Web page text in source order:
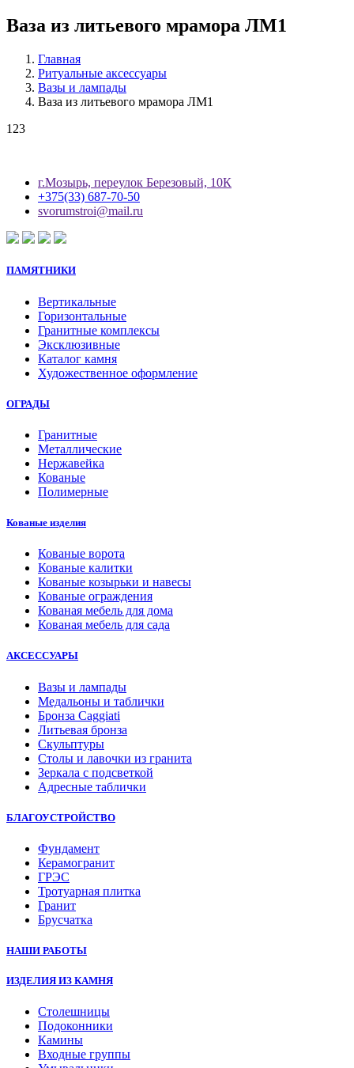
Ваза из литьевого мрамора ЛМ1
Главная
Ритуальные аксессуары
Вазы и лампады
Ваза из литьевого мрамора ЛМ1
123
г.Мозырь, переулок Березовый, 10К
+375(33) 687-70-50
svorumstroi@mail.ru
ПАМЯТНИКИ
Вертикальные
Горизонтальные
Гранитные комплексы
Эксклюзивные
Каталог камня
Художественное оформление
ОГРАДЫ
Гранитные
Металлические
Нержавейка
Кованые
Полимерные
Кованые изделия
Кованые ворота
Кованые калитки
Кованые козырьки и навесы
Кованые ограждения
Кованая мебель для дома
Кованая мебель для сада
АКСЕССУАРЫ
Вазы и лампады
Медальоны и таблички
Бронза Caggiati
Литьевая бронза
Скульптуры
Столы и лавочки из гранита
Зеркала с подсветкой
Адресные таблички
БЛАГОУСТРОЙСТВО
Фундамент
Керамогранит
ГРЭС
Тротуарная плитка
Гранит
Брусчатка
НАШИ РАБОТЫ
ИЗДЕЛИЯ ИЗ КАМНЯ
Столешницы
Подоконники
Камины
Входные группы